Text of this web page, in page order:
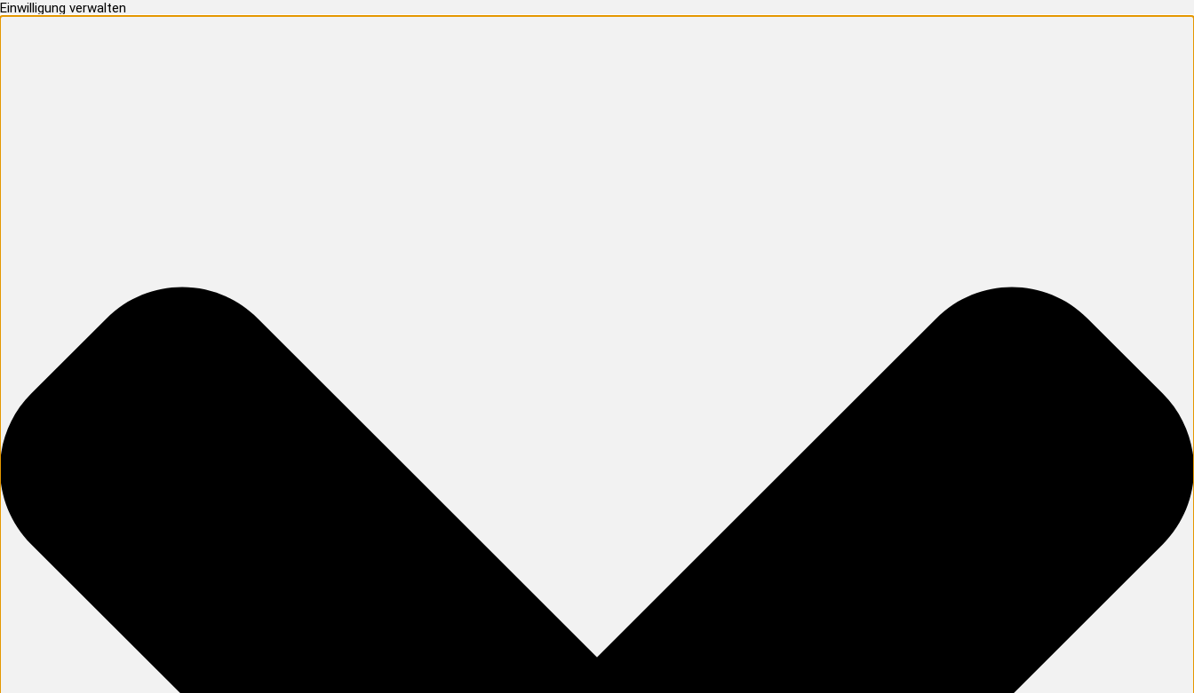
Einwilligung verwalten